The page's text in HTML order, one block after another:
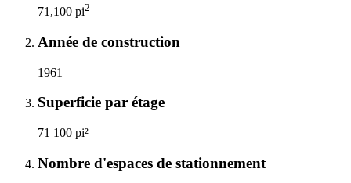
71,100 pi2
Année de construction
1961
Superficie par étage
71 100 pi²
Nombre d'espaces de stationnement